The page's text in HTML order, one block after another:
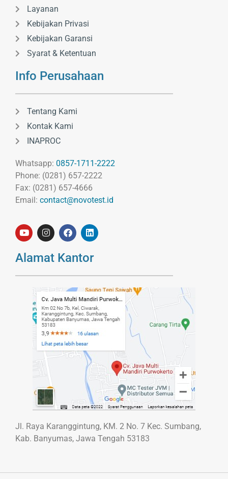
Layanan
Kebijakan Privasi
Kebijakan Garansi
Syarat & Ketentuan
Info Perusahaan
Tentang Kami
Kontak Kami
INAPROC
Whatsapp: 0857-1711-2222
Phone: (0281) 657-2222
Fax: (0281) 657-4666
Email: contact@novotest.id
Alamat Kantor
Jl. Raya Karanggintung, KM. 2 No. 7 Kec. Sumbang,
Kab. Banyumas, Jawa Tengah 53183